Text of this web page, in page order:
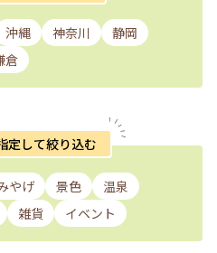
沖縄 神奈川
静岡
倉
定して絞り込む
やげ 景色
温泉
雑貨 イベント